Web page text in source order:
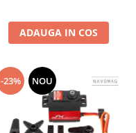
ADAUGA IN COS
-23% NOU